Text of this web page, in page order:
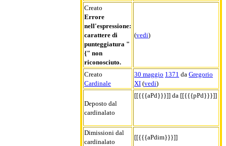
Creato
Errore
nell'espressione:
carattere di
punteggiatura "
{" non
riconosciuto.
(vedi)
Creato
Cardinale
30 maggio 1371 da Gregorio
XI (vedi)
Deposto dal
cardinalato
[[{{{aPd}}}]] da [[{{{pPd}}}]]
Dimissioni dal
cardinalato
[[{{{aPdim}}}]]